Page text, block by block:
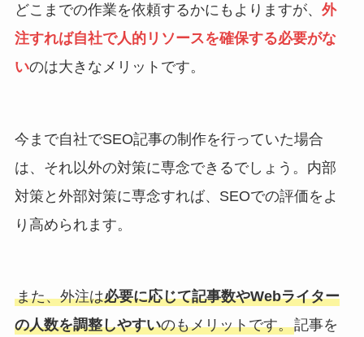
どこまでの作業を依頼するかにもよりますが、 外
注すれば自社で人的リソースを確保する必要がな
いのは大きなメリットです。
今まで自社でSEO記事の制作を行っていた場合
は、それ以外の対策に専念できるでしょう。内部
対策と外部対策に専念すれば、SEOでの評価をよ
り高められます。
また、外注は必要に応じて記事数やWebライター
の人数を調整しやすいのもメリットです。記事を